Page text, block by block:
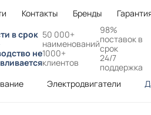
Контакты Бренды
в срок
не
50 000+
наименований
1000+
клиентов
98%
поставок в
срок
24/7
поддержка
Электродвигатели